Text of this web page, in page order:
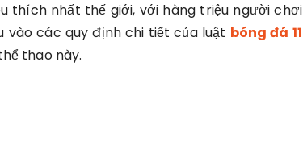
thích nhất thế giới, với hàng triệu người chơi
vào các quy định chi tiết của luật bóng đá 11
thao này.